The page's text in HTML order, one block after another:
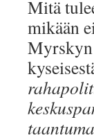
Mitä
mikään
Myrskyn